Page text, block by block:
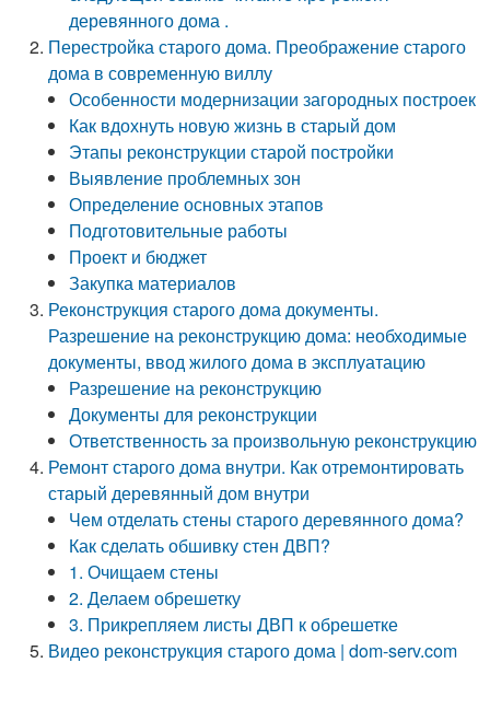
деревянного дома .
Перестройка старого дома. Преображение старого
дома в современную виллу
Особенности модернизации загородных построек
Как вдохнуть новую жизнь в старый дом
Этапы реконструкции старой постройки
Выявление проблемных зон
Определение основных этапов
Подготовительные работы
Проект и бюджет
Закупка материалов
Реконструкция старого дома документы.
Разрешение на реконструкцию дома: необходимые
документы, ввод жилого дома в эксплуатацию
Разрешение на реконструкцию
Документы для реконструкции
Ответственность за произвольную реконструкцию
Ремонт старого дома внутри. Как отремонтировать
старый деревянный дом внутри
Чем отделать стены старого деревянного дома?
Как сделать обшивку стен ДВП?
1. Очищаем стены
2. Делаем обрешетку
3. Прикрепляем листы ДВП к обрешетке
Видео реконструкция старого дома | dom-serv.com